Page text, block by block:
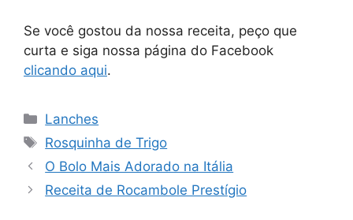
Se você gostou da nossa receita, peço que
curta e siga nossa página do Facebook
clicando aqui.
Lanches
Rosquinha de Trigo
O Bolo Mais Adorado na Itália
Receita de Rocambole Prestígio